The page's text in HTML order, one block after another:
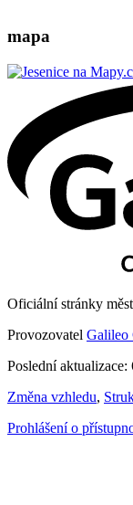
mapa
Oficiální stránky
Provozovatel Galileo
Poslední aktualizace:
Změna vzhledu,
Prohlášení o